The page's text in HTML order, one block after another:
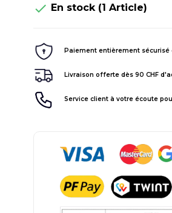
 En stock (1 Article)
Paiement entièrement sécurisé
Livraison offerte dès 90 CHF
Service client à votre écoute